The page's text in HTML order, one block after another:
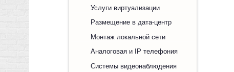
Услуги виртуализации
Размещение в дата-центр
Монтаж локальной сети
Аналоговая и IP телефония
Системы видеонаблюдения